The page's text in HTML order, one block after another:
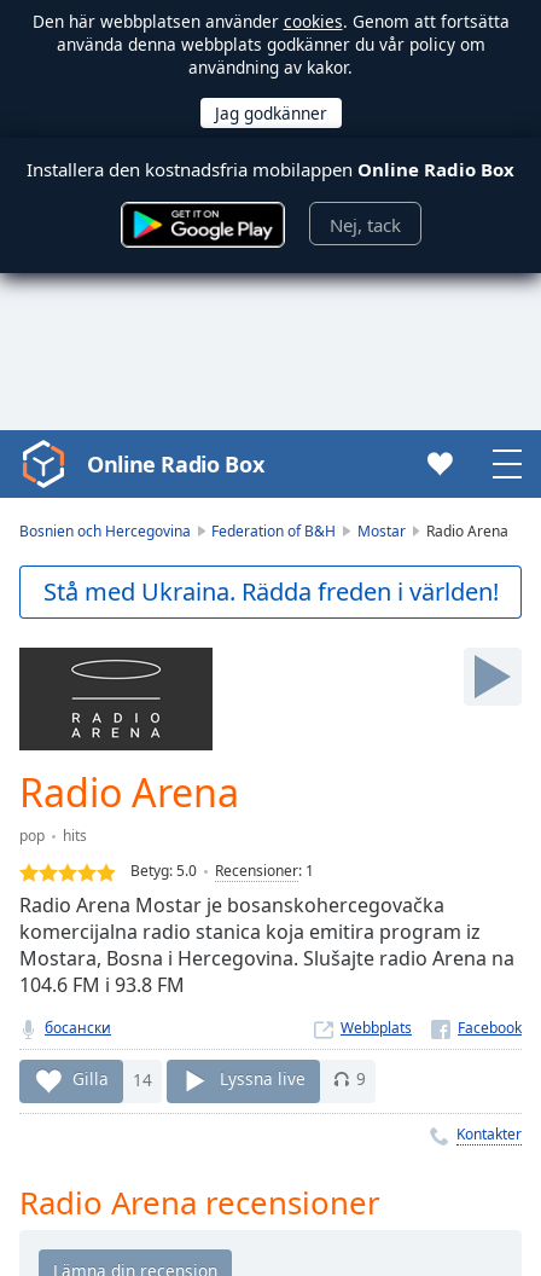
Den här webbplatsen använder cookies. Genom att fortsätta
använda denna webbplats godkänner du vår policy om
användning av kakor.
Installera den kostnadsfria mobilappen Online Radio Box
Nej, tack
Video
Player
Play
Video
Backward
Mute
Current
Time0:00
Duration
Loaded:
0.00%
Stream
TypeLIVE
Seek to
currently
behind
liveLIVE
Remaining
Time-
Online Radio Box
Bosnien och Hercegovina Federation of B&H Mostar Radio Arena
Stå med Ukraina. Rädda freden i världen!
Radio Arena
pop
hits
Betyg:5.0 Recensioner: 1
Radio Arena Mostar je bosanskohercegovačka
komercijalna radio stanica koja emitira program iz
Mostara, Bosna i Hercegovina. Slušajte radio Arena na
104.6 FM i 93.8 FM
босански Webbplats
Gilla 14 Lyssna live 9
Kontakter
Radio Arena recensioner